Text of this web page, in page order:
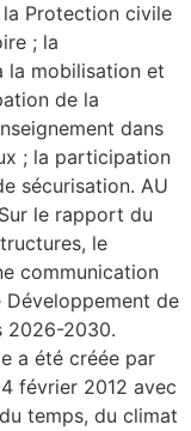
Protection civile
; la
la mobilisation et
de la
dans
; la participation
sécurisation. AU
le rapport du
le
communication
de
2026-2030.
a été créée par
février 2012 avec
temps, du climat